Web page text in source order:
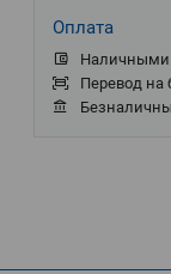
Оплата
Наличными
Перевод на